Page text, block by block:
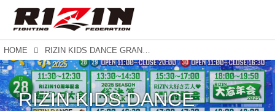
HOME RIZIN KIDS DANCE GRANDPRIX 2025
RIZIN KIDS DANCE